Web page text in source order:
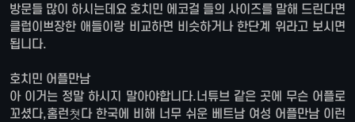
방문들 많이 하시는데요 호치민 에코걸 들의 사이즈를 말해 드린다면
클럽이쁘장한 애들이랑 비교하면 비슷하거나 한단계 위라고 보시면
됩니다.
호치민 어플만남
아 이거는 정말 하시지 말아야합니다.너튜브 같은 곳에 무슨 어플로
꼬셨다,홈런쳣다 한국에 비해 너무 쉬운 베트남 여성 어플만남 이런